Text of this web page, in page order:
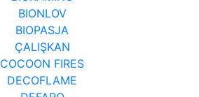
BIONLOV
BIOPASJA
ÇALIŞKAN
COCOON FIRES
DECOFLAME